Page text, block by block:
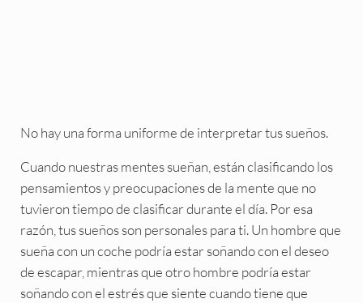
No hay una forma uniforme de interpretar tus sueños.
Cuando nuestras mentes sueñan, están clasificando los
pensamientos y preocupaciones de la mente que no
tuvieron tiempo de clasificar durante el día. Por esa
razón, tus sueños son personales para ti. Un hombre que
sueña con un coche podría estar soñando con el deseo
de escapar, mientras que otro hombre podría estar
soñando con el estrés que siente cuando tiene que